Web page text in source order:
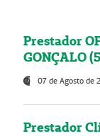
Prestador
GONÇALO
07 de Agosto de
Prestador